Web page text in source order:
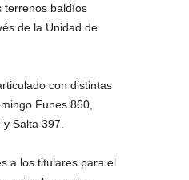
terrenos baldíos
de la Unidad de
con distintas
Funes 860,
Salta 397.
a los titulares para el